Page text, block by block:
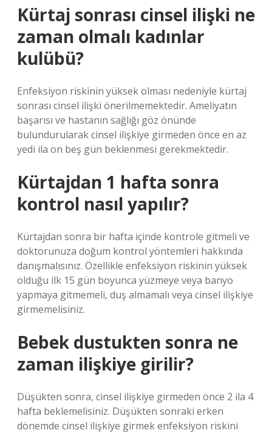
Kürtaj sonrası cinsel ilişki ne
zaman olmalı kadınlar
kulübü?
Enfeksiyon riskinin yüksek olması nedeniyle kürtaj
sonrası cinsel ilişki önerilmemektedir. Ameliyatın
başarısı ve hastanın sağlığı göz önünde
bulundurularak cinsel ilişkiye girmeden önce en az
yedi ila on beş gün beklenmesi gerekmektedir.
Kürtajdan 1 hafta sonra
kontrol nasıl yapılır?
Kürtajdan sonra bir hafta içinde kontrole gitmeli ve
doktorunuza doğum kontrol yöntemleri hakkında
danışmalısınız. Özellikle enfeksiyon riskinin yüksek
olduğu ilk 15 gün boyunca yüzmeye veya banyo
yapmaya gitmemeli, duş almamalı veya cinsel ilişkiye
girmemelisiniz.
Bebek dustukten sonra ne
zaman ilişkiye girilir?
Düşükten sonra, cinsel ilişkiye girmeden önce 2 ila 4
hafta beklemelisiniz. Düşükten sonraki erken
dönemde cinsel ilişkiye girmek enfeksiyon riskini